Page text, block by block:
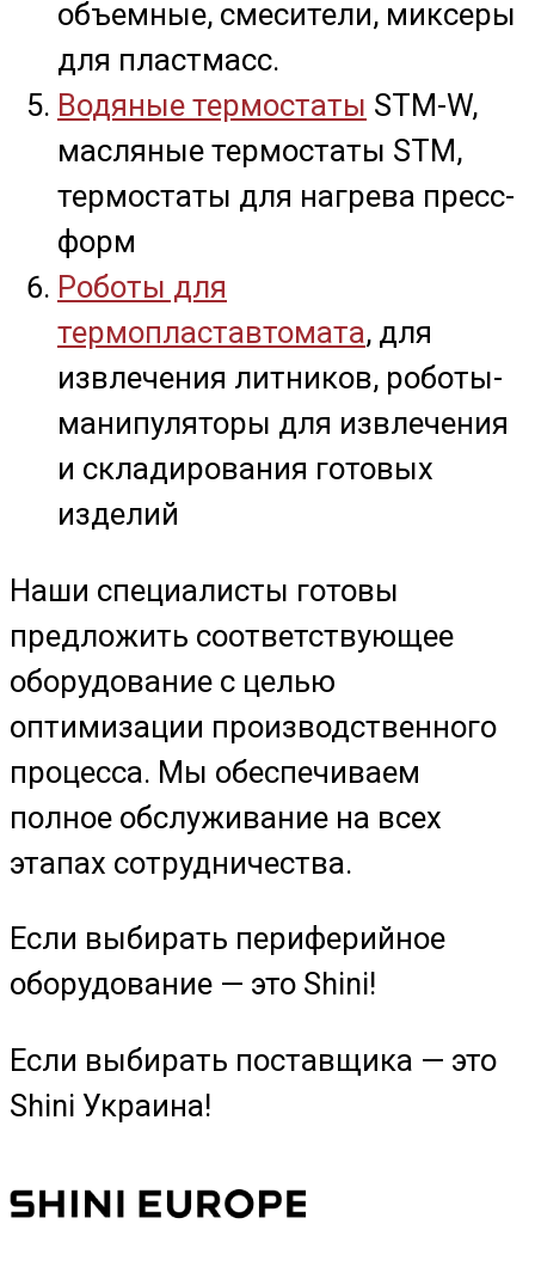
объемные, смесители, миксеры
для пластмасс.
Водяные термостаты STM-W,
масляные термостаты STM,
термостаты для нагрева пресс-
форм
Роботы для
термопластавтомата, для
извлечения литников, роботы-
манипуляторы для извлечения
и складирования готовых
изделий
Наши специалисты готовы
предложить соответствующее
оборудование с целью
оптимизации производственного
процесса. Мы обеспечиваем
полное обслуживание на всех
этапах сотрудничества.
Если выбирать периферийное
оборудование — это Shini!
Если выбирать поставщика — это
Shini Украина!